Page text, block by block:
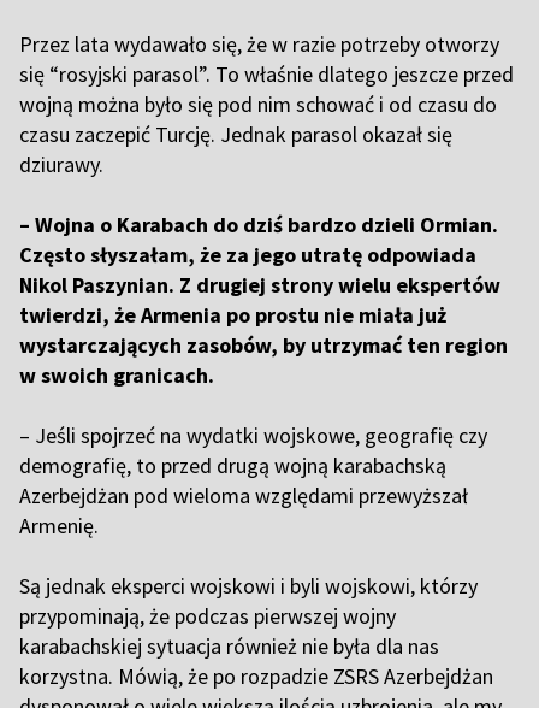
Przez lata wydawało się, że w razie potrzeby otworzy
się “rosyjski parasol”. To właśnie dlatego jeszcze przed
wojną można było się pod nim schować i od czasu do
czasu zaczepić Turcję. Jednak parasol okazał się
dziurawy.
– Wojna o Karabach do dziś bardzo dzieli Ormian.
Często słyszałam, że za jego utratę odpowiada
Nikol Paszynian. Z drugiej strony wielu ekspertów
twierdzi, że Armenia po prostu nie miała już
wystarczających zasobów, by utrzymać ten region
w swoich granicach.
– Jeśli spojrzeć na wydatki wojskowe, geografię czy
demografię, to przed drugą wojną karabachską
Azerbejdżan pod wieloma względami przewyższał
Armenię.
Są jednak eksperci wojskowi i byli wojskowi, którzy
przypominają, że podczas pierwszej wojny
karabachskiej sytuacja również nie była dla nas
korzystna. Mówią, że po rozpadzie ZSRS Azerbejdżan